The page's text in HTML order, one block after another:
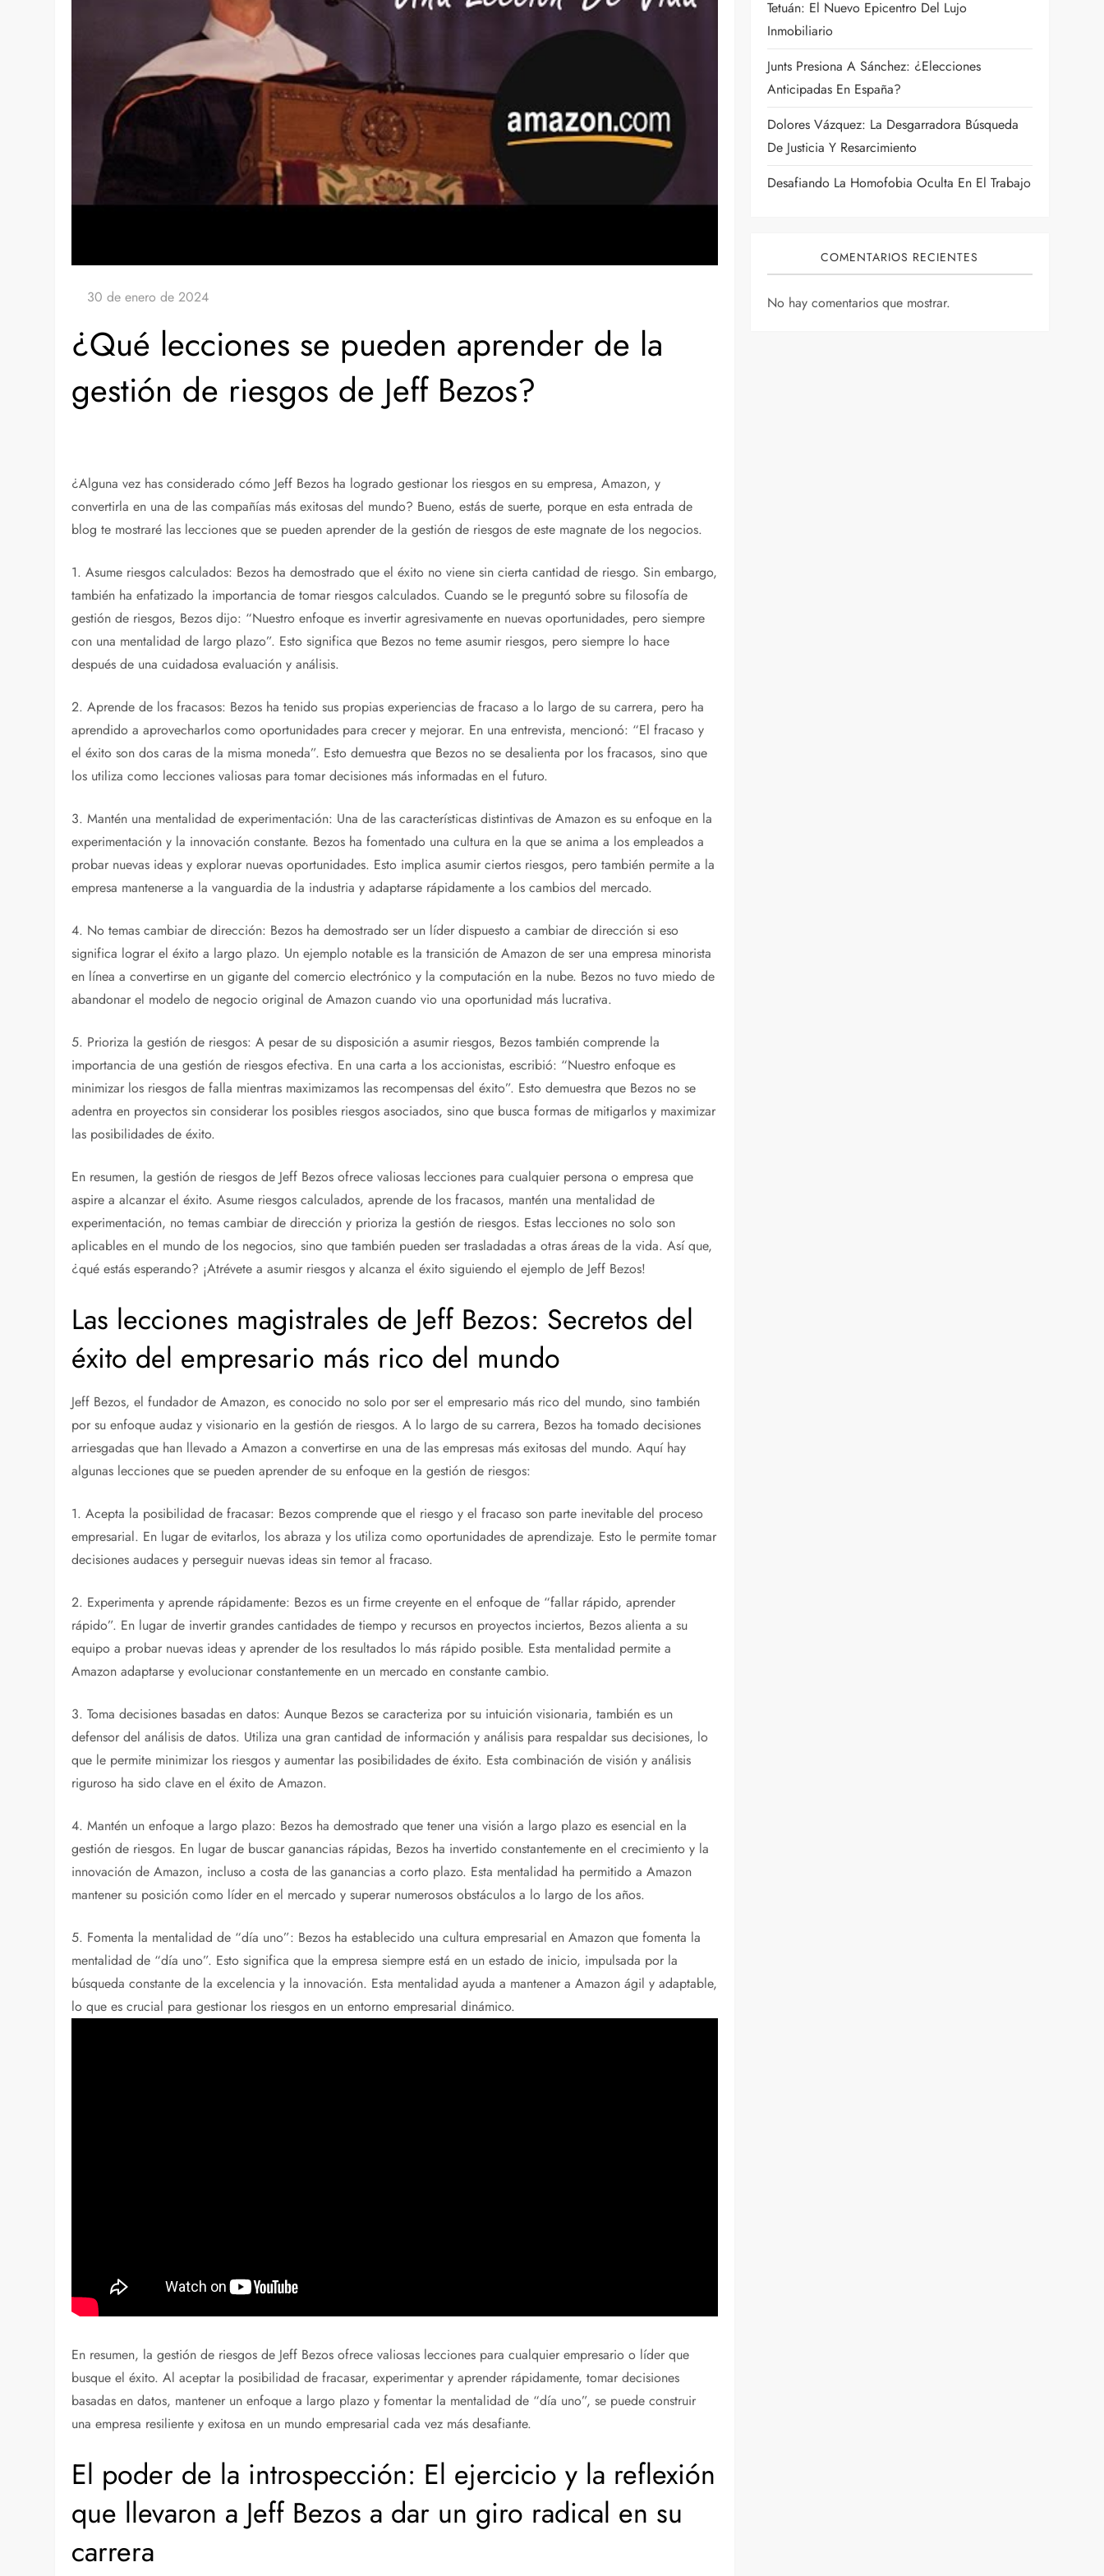
¿Qué lecciones se pueden aprender de la
gestión de riesgos de Jeff Bezos?
¿Alguna vez has considerado cómo Jeff Bezos ha logrado gestionar los riesgos en su empresa, Amazon, y
convertirla en una de las compañías más exitosas del mundo? Bueno, estás de suerte, porque en esta entrada de
blog te mostraré las lecciones que se pueden aprender de la gestión de riesgos de este magnate de los negocios.
1. Asume riesgos calculados: Bezos ha demostrado que el éxito no viene sin cierta cantidad de riesgo. Sin embargo,
también ha enfatizado la importancia de tomar riesgos calculados. Cuando se le preguntó sobre su filosofía de
gestión de riesgos, Bezos dijo: “Nuestro enfoque es invertir agresivamente en nuevas oportunidades, pero siempre
con una mentalidad de largo plazo”. Esto significa que Bezos no teme asumir riesgos, pero siempre lo hace
después de una cuidadosa evaluación y análisis.
2. Aprende de los fracasos: Bezos ha tenido sus propias experiencias de fracaso a lo largo de su carrera, pero ha
aprendido a aprovecharlos como oportunidades para crecer y mejorar. En una entrevista, mencionó: “El fracaso y
el éxito son dos caras de la misma moneda”. Esto demuestra que Bezos no se desalienta por los fracasos, sino que
los utiliza como lecciones valiosas para tomar decisiones más informadas en el futuro.
3. Mantén una mentalidad de experimentación: Una de las características distintivas de Amazon es su enfoque en la
experimentación y la innovación constante. Bezos ha fomentado una cultura en la que se anima a los empleados a
probar nuevas ideas y explorar nuevas oportunidades. Esto implica asumir ciertos riesgos, pero también permite a la
empresa mantenerse a la vanguardia de la industria y adaptarse rápidamente a los cambios del mercado.
4. No temas cambiar de dirección: Bezos ha demostrado ser un líder dispuesto a cambiar de dirección si eso
significa lograr el éxito a largo plazo. Un ejemplo notable es la transición de Amazon de ser una empresa minorista
en línea a convertirse en un gigante del comercio electrónico y la computación en la nube. Bezos no tuvo miedo de
abandonar el modelo de negocio original de Amazon cuando vio una oportunidad más lucrativa.
5. Prioriza la gestión de riesgos: A pesar de su disposición a asumir riesgos, Bezos también comprende la
importancia de una gestión de riesgos efectiva. En una carta a los accionistas, escribió: “Nuestro enfoque es
minimizar los riesgos de falla mientras maximizamos las recompensas del éxito”. Esto demuestra que Bezos no se
adentra en proyectos sin considerar los posibles riesgos asociados, sino que busca formas de mitigarlos y maximizar
las posibilidades de éxito.
En resumen, la gestión de riesgos de Jeff Bezos ofrece valiosas lecciones para cualquier persona o empresa que
aspire a alcanzar el éxito. Asume riesgos calculados, aprende de los fracasos, mantén una mentalidad de
experimentación, no temas cambiar de dirección y prioriza la gestión de riesgos. Estas lecciones no solo son
aplicables en el mundo de los negocios, sino que también pueden ser trasladadas a otras áreas de la vida. Así que,
¿qué estás esperando? ¡Atrévete a asumir riesgos y alcanza el éxito siguiendo el ejemplo de Jeff Bezos!
Las lecciones magistrales de Jeff Bezos: Secretos del
éxito del empresario más rico del mundo
Jeff Bezos, el fundador de Amazon, es conocido no solo por ser el empresario más rico del mundo, sino también
por su enfoque audaz y visionario en la gestión de riesgos. A lo largo de su carrera, Bezos ha tomado decisiones
arriesgadas que han llevado a Amazon a convertirse en una de las empresas más exitosas del mundo. Aquí hay
algunas lecciones que se pueden aprender de su enfoque en la gestión de riesgos:
1. Acepta la posibilidad de fracasar: Bezos comprende que el riesgo y el fracaso son parte inevitable del proceso
empresarial. En lugar de evitarlos, los abraza y los utiliza como oportunidades de aprendizaje. Esto le permite tomar
decisiones audaces y perseguir nuevas ideas sin temor al fracaso.
2. Experimenta y aprende rápidamente: Bezos es un firme creyente en el enfoque de “fallar rápido, aprender
rápido”. En lugar de invertir grandes cantidades de tiempo y recursos en proyectos inciertos, Bezos alienta a su
equipo a probar nuevas ideas y aprender de los resultados lo más rápido posible. Esta mentalidad permite a
Amazon adaptarse y evolucionar constantemente en un mercado en constante cambio.
3. Toma decisiones basadas en datos: Aunque Bezos se caracteriza por su intuición visionaria, también es un
defensor del análisis de datos. Utiliza una gran cantidad de información y análisis para respaldar sus decisiones, lo
que le permite minimizar los riesgos y aumentar las posibilidades de éxito. Esta combinación de visión y análisis
riguroso ha sido clave en el éxito de Amazon.
4. Mantén un enfoque a largo plazo: Bezos ha demostrado que tener una visión a largo plazo es esencial en la
gestión de riesgos. En lugar de buscar ganancias rápidas, Bezos ha invertido constantemente en el crecimiento y la
innovación de Amazon, incluso a costa de las ganancias a corto plazo. Esta mentalidad ha permitido a Amazon
mantener su posición como líder en el mercado y superar numerosos obstáculos a lo largo de los años.
5. Fomenta la mentalidad de “día uno”: Bezos ha establecido una cultura empresarial en Amazon que fomenta la
mentalidad de “día uno”. Esto significa que la empresa siempre está en un estado de inicio, impulsada por la
búsqueda constante de la excelencia y la innovación. Esta mentalidad ayuda a mantener a Amazon ágil y adaptable,
lo que es crucial para gestionar los riesgos en un entorno empresarial dinámico.
En resumen, la gestión de riesgos de Jeff Bezos ofrece valiosas lecciones para cualquier empresario o líder que
busque el éxito. Al aceptar la posibilidad de fracasar, experimentar y aprender rápidamente, tomar decisiones
basadas en datos, mantener un enfoque a largo plazo y fomentar la mentalidad de “día uno”, se puede construir
una empresa resiliente y exitosa en un mundo empresarial cada vez más desafiante.
El poder de la introspección: El ejercicio y la reflexión
que llevaron a Jeff Bezos a dar un giro radical en su
carrera
Tetuán: El Nuevo Epicentro Del Lujo
Inmobiliario
Junts Presiona A Sánchez: ¿Elecciones
Anticipadas En España?
Dolores Vázquez: La Desgarradora Búsqueda
De Justicia Y Resarcimiento
Desafiando La Homofobia Oculta En El Trabajo
COMENTARIOS RECIENTES
No hay comentarios que mostrar.